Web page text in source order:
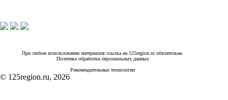
При любом использовании материалов ссылка на 125region.ru обязательна.
Политика обработки персональных данных
Рекомендательные технологии
© 125region.ru, 2026